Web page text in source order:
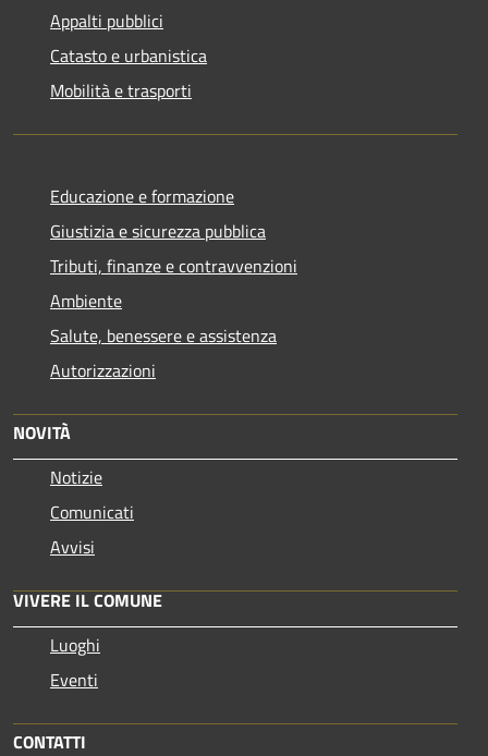
Appalti pubblici
Catasto e urbanistica
Mobilità e trasporti
Educazione e formazione
Giustizia e sicurezza pubblica
Tributi, finanze e contravvenzioni
Ambiente
Salute, benessere e assistenza
Autorizzazioni
NOVITÀ
Notizie
Comunicati
Avvisi
VIVERE IL COMUNE
Luoghi
Eventi
CONTATTI